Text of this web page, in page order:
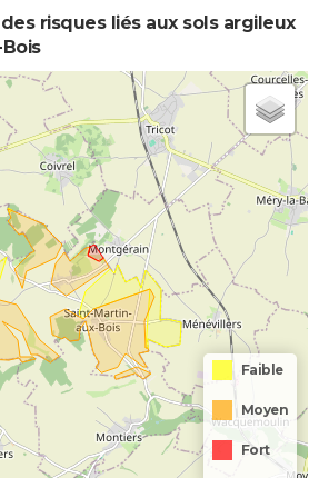
risques liés aux sols argileux
Faible
Moyen
Fort